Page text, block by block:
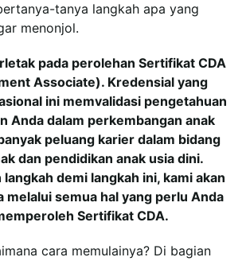
tanya langkah apa yang
menonjol.
pada perolehan Sertifikat CDA
Associate). Kredensial yang
ini memvalidasi pengetahuan
Anda dalam perkembangan anak
peluang karier dalam bidang
dan pendidikan anak usia dini.
langkah demi langkah ini, kami akan
melalui semua hal yang perlu Anda
Sertifikat CDA.
cara memulainya? Di bagian